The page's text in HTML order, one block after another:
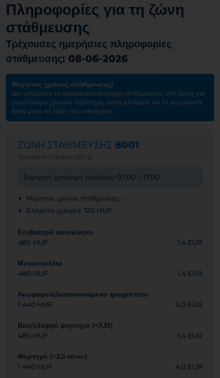
Πληροφορίες για τη ζώνη
στάθμευσης
Τρέχουσες ημερήσιες πληροφορίες
στάθμευσης: 08-06-2026
Μέγιστος χρόνος στάθμευσης:
Δεν μπορείτε να αγοράσετε εισιτήριο στάθμευσης στη ζώνη για
μεγαλύτερο χρονικό διάστημα, αλλά μπορείτε να το αγοράσετε
ξανά μετά τη λήξη του εισιτηρίου.
ΖΩΝΗ ΣΤΑΘΜΕΥΣΗΣ 8001
Veszprém piros zóna
Σημερινή χρεώσιμη περίοδος: 07:00 – 17:00
Μέγιστος χρόνος στάθμευσης: -
Ελάχιστη χρέωση: 120 HUF
Επιβατηγό αυτοκίνητο
480 HUF
1,4 EUR
Μοτοσυκλέτα
480 HUF
1,4 EUR
Λεωφορείο/αυτοκινούμενο τροχόσπιτο
1 440 HUF
4,0 EUR
Βαν/ελαφρύ φορτηγό (<3,5t)
480 HUF
1,4 EUR
Φορτηγό (>3,5 τόνοι)
1 440 HUF
4,0 EUR